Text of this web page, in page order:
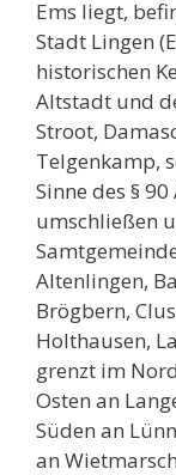
Ems liegt,
Stadt Lingen
historischen
Altstadt und
Stroot,
Telgenkamp,
Sinne des §
umschließen
Altenlingen,
Brögbern,
Holthausen,
grenzt im
Osten an
Süden an
an